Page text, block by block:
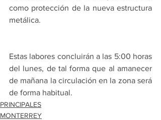
como protección de la nueva estructura
metálica.
Estas labores concluirán a las 5:00 horas
del lunes, de tal forma que al amanecer
de mañana la circulación en la zona será
de forma habitual.
PRINCIPALES
MONTERREY